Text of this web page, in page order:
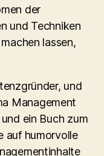
der
und Techniken
lassen,
und
Management
ein Buch zum
auf humorvolle